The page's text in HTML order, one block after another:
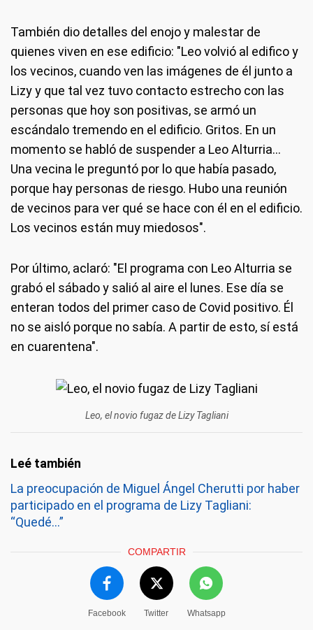
También dio detalles del enojo y malestar de
quienes viven en ese edificio: "Leo volvió al edifico y
los vecinos, cuando ven las imágenes de él junto a
Lizy y que tal vez tuvo contacto estrecho con las
personas que hoy son positivas, se armó un
escándalo tremendo en el edificio. Gritos. En un
momento se habló de suspender a Leo Alturria...
Una vecina le preguntó por lo que había pasado,
porque hay personas de riesgo. Hubo una reunión
de vecinos para ver qué se hace con él en el edificio.
Los vecinos están muy miedosos".
Por último, aclaró: "El programa con Leo Alturria se
grabó el sábado y salió al aire el lunes. Ese día se
enteran todos del primer caso de Covid positivo. Él
no se aisló porque no sabía. A partir de esto, sí está
en cuarentena".
Leo, el novio fugaz de Lizy Tagliani
La preocupación de Miguel Ángel Cherutti por haber
participado en el programa de Lizy Tagliani:
“Quedé...”
COMPARTIR
Facebook Twitter Whatsapp